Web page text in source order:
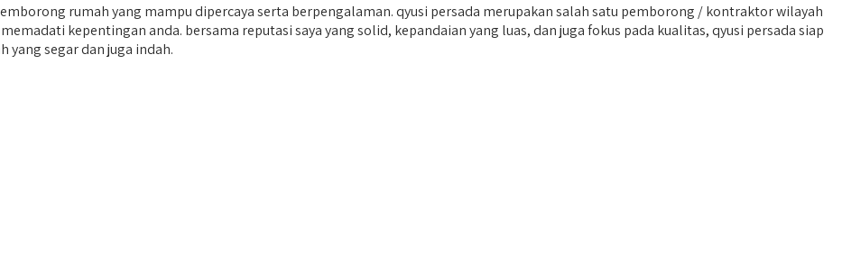
rumah yang mampu dipercaya serta berpengalaman. qyusi persada merupakan salah satu pemborong / kontraktor wilayah
kepentingan anda. bersama reputasi saya yang solid, kepandaian yang luas, dan juga fokus pada kualitas, qyusi persada siap
segar dan juga indah.